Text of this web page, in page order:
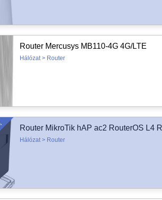
Router Mercusys MB110-4G 4G/LTE
Hálózat > Router
Router MikroTik hAP ac2 RouterOS L4
Hálózat > Router